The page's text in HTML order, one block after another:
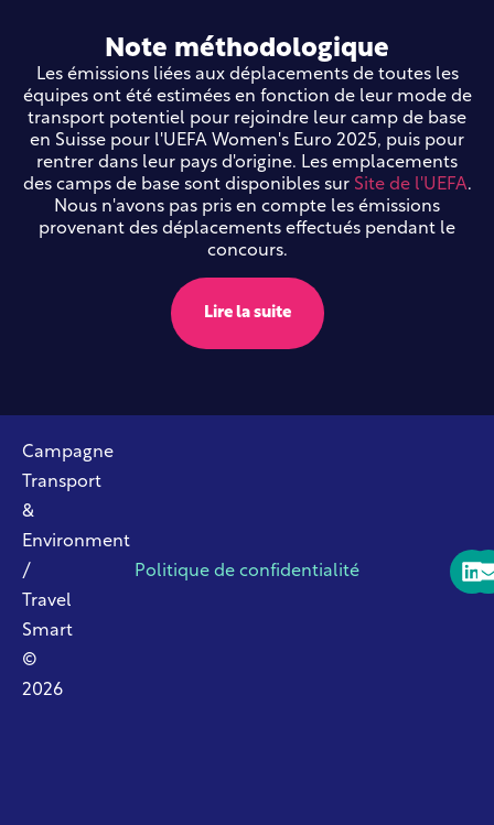
Note méthodologique
Les émissions liées aux déplacements de toutes les
équipes ont été estimées en fonction de leur mode de
transport potentiel pour rejoindre leur camp de base
en Suisse pour l'UEFA Women's Euro 2025, puis pour
rentrer dans leur pays d'origine. Les emplacements
des camps de base sont disponibles sur Site de l'UEFA.
Nous n'avons pas pris en compte les émissions
provenant des déplacements effectués pendant le
concours.
Lire la suite
Campagne
Transport
&
Environment
/
Travel
Smart
©
2026
Politique de confidentialité